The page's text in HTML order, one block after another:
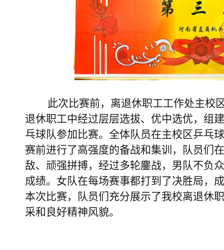
此次比赛前，离退休职工工作处主校
退休职工中经过层层选拔、优中选优，组
乓球队参加比赛。全体队员在主校区乒乓
赛前进行了高强度的备战和集训，队员们
敌、 顽强拼搏，经过多轮鏖战，男队不负
成绩。女队在每场赛事都打到了决胜局，
本次比赛，队员们充分展示了我校离退休
采和良好精神风貌。